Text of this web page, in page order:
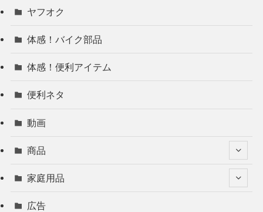
ヤフオク
体感！バイク部品
体感！便利アイテム
便利ネタ
動画
商品
家庭用品
広告